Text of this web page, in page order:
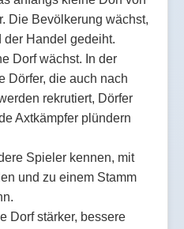
Die Bevölkerung wächst,
der Handel gedeiht.
Dorf wächst. In der
Dörfer, die auch nach
rekrutiert, Dörfer
Axtkämpfer plündern
Spieler kennen, mit
und zu einem Stamm
Dorf stärker, bessere